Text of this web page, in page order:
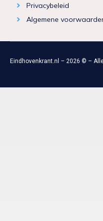
Privacybeleid
Algemene
Eindhovenkrant.nl – 2026 © –